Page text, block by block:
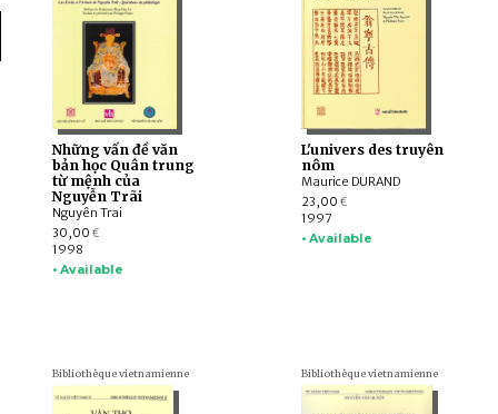
Những vấn đề văn
bản học Quân trung
từ mệnh của
Nguyễn Trãi
Nguyên Trai
30,00 €
1998
• Available
L'univers des truyên
nôm
Maurice DURAND
23,00 €
1997
• Available
Bibliothèque vietnamienne Bibliothèque vietnamienne